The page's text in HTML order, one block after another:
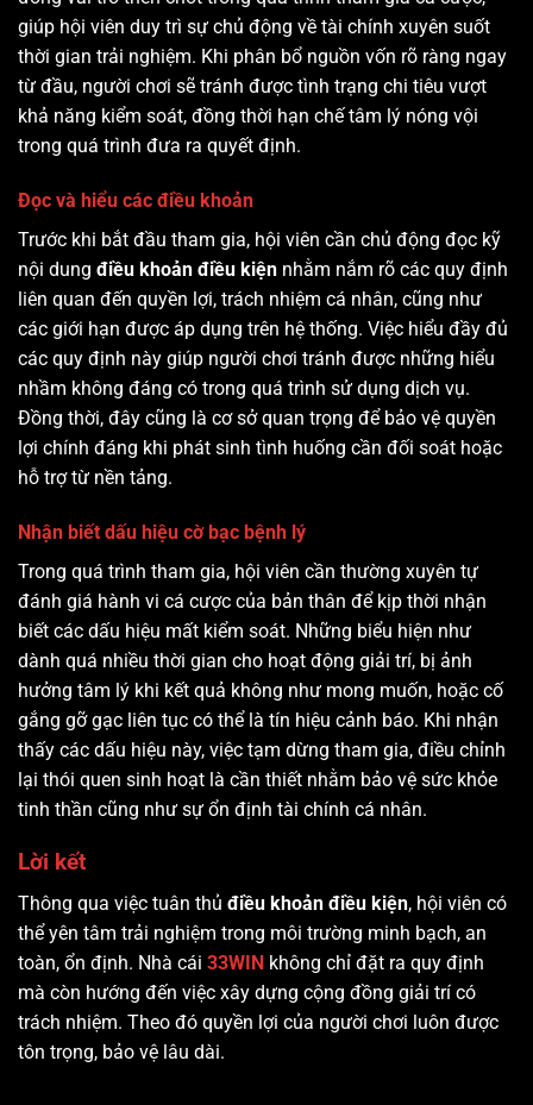
giúp hội viên duy trì sự chủ động về tài chính xuyên suốt
thời gian trải nghiệm. Khi phân bổ nguồn vốn rõ ràng ngay
từ đầu, người chơi sẽ tránh được tình trạng chi tiêu vượt
khả năng kiểm soát, đồng thời hạn chế tâm lý nóng vội
trong quá trình đưa ra quyết định.
Đọc và hiểu các điều khoản
Trước khi bắt đầu tham gia, hội viên cần chủ động đọc kỹ
nội dung điều khoản điều kiện nhằm nắm rõ các quy định
liên quan đến quyền lợi, trách nhiệm cá nhân, cũng như
các giới hạn được áp dụng trên hệ thống. Việc hiểu đầy đủ
các quy định này giúp người chơi tránh được những hiểu
nhầm không đáng có trong quá trình sử dụng dịch vụ.
Đồng thời, đây cũng là cơ sở quan trọng để bảo vệ quyền
lợi chính đáng khi phát sinh tình huống cần đối soát hoặc
hỗ trợ từ nền tảng.
Nhận biết dấu hiệu cờ bạc bệnh lý
Trong quá trình tham gia, hội viên cần thường xuyên tự
đánh giá hành vi cá cược của bản thân để kịp thời nhận
biết các dấu hiệu mất kiểm soát. Những biểu hiện như
dành quá nhiều thời gian cho hoạt động giải trí, bị ảnh
hưởng tâm lý khi kết quả không như mong muốn, hoặc cố
gắng gỡ gạc liên tục có thể là tín hiệu cảnh báo. Khi nhận
thấy các dấu hiệu này, việc tạm dừng tham gia, điều chỉnh
lại thói quen sinh hoạt là cần thiết nhằm bảo vệ sức khỏe
tinh thần cũng như sự ổn định tài chính cá nhân.
Lời kết
Thông qua việc tuân thủ điều khoản điều kiện, hội viên có
thể yên tâm trải nghiệm trong môi trường minh bạch, an
toàn, ổn định. Nhà cái 33WIN không chỉ đặt ra quy định
mà còn hướng đến việc xây dựng cộng đồng giải trí có
trách nhiệm. Theo đó quyền lợi của người chơi luôn được
tôn trọng, bảo vệ lâu dài.